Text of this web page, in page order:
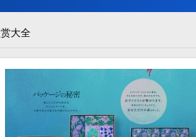
酷站 灰色酷站 银色酷站 咖啡酷站 粉红酷站
健康 学校教育
明星酷站
银色模板 咖啡模板 粉红模板 绿色模板
开发 联系我们
大全